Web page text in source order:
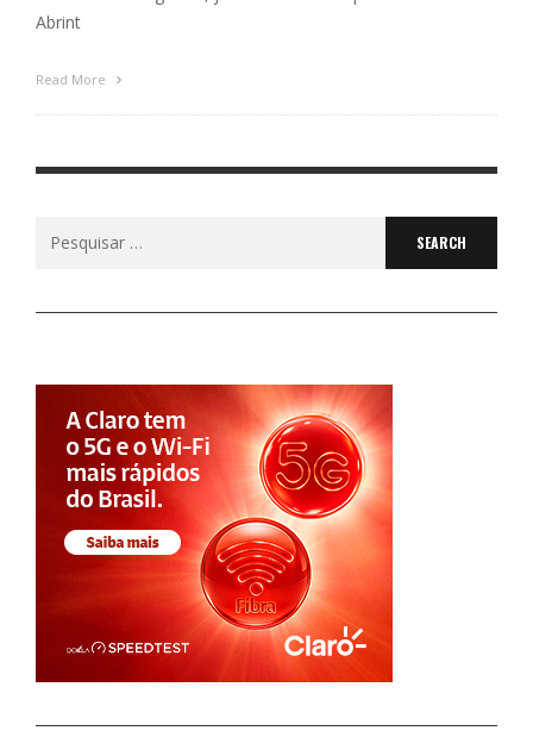
Abrint
Read More